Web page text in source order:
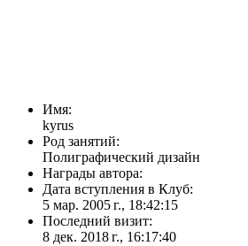
Имя:
kyrus
Род занятий:
Полиграфический дизайн
Награды автора:
Дата вступления в Клуб:
5 мар. 2005 г., 18:42:15
Последний визит:
8 дек. 2018 г., 16:17:40